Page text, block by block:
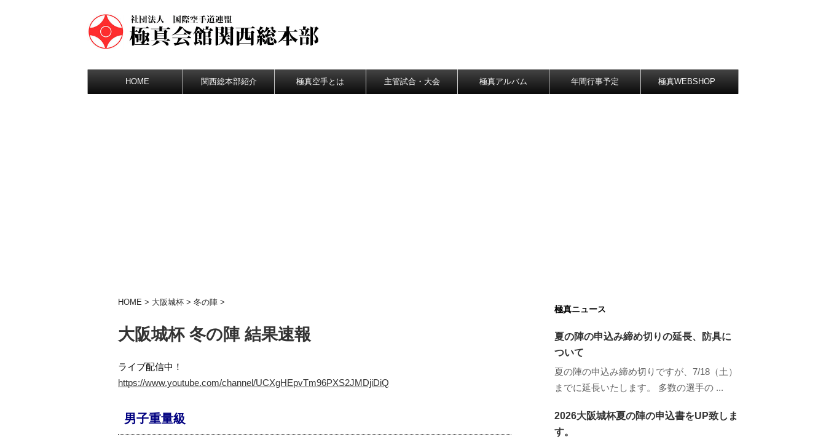
HOME 関西総本部紹介 極真空手とは 主管試合・大会 極真アルバム 年間行事予定 極真WEBSHOP
HOME > 大阪城杯 > 冬の陣 >
大阪城杯 冬の陣 結果速報
ライブ配信中！
https://www.youtube.com/channel/UCXgHEpvTm96PXS2JMDjiDiQ
男子重量級
極真ニュース
夏の陣の申込み締め切りの延長、防具に
ついて
夏の陣の申込み締め切りですが、7/18（土）
までに延長いたします。 多数の選手の ...
2026大阪城杯夏の陣の申込書をUP致しま
す。